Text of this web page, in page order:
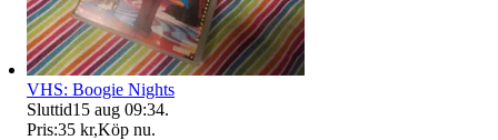
VHS: Boogie Nights
Sluttid15 aug 09:34.
Pris:35 kr,Köp nu.